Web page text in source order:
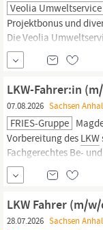
Veolia Umweltservice
Projektbonus und
Die Veolia
Abfälle in Berlin,
Thüringen und dem
weltweiter Vorreiter
Bereichen Wasser,
LKW-Fahrer:in
07.08.2026 Sachsen
FRIES-Gruppe
Vorbereitung des LKW
Fachgerechtes Be-
Termintreue
gewerblichen
unbefestigten
Kundenkontakt
LKW Fahrer (m/
28.07.2026 Sachsen